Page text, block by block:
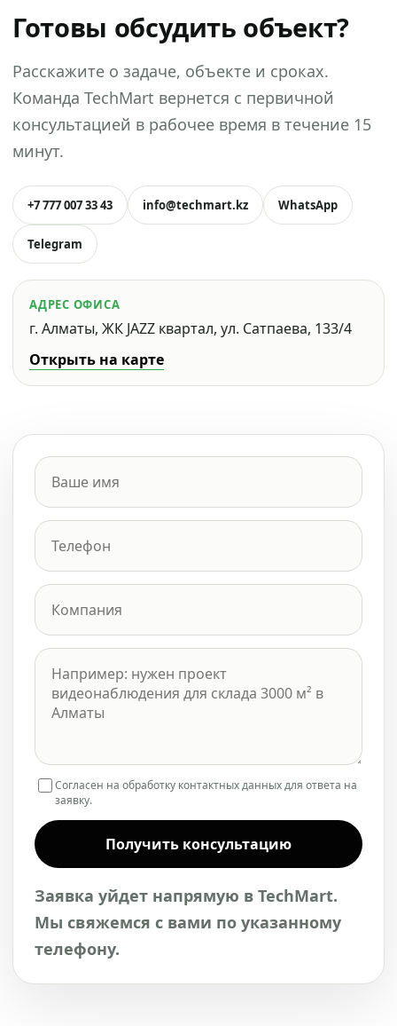
Готовы обсудить объект?
Расскажите о задаче, объекте и сроках.
Команда TechMart вернется с первичной
консультацией в рабочее время в течение 15
минут.
+7 777 007 33 43 info@techmart.kz WhatsApp
Telegram
АДРЕС ОФИСА
г. Алматы, ЖК JAZZ квартал, ул. Сатпаева, 133/4
Открыть на карте
Согласен на обработку контактных данных для ответа на
заявку.
Получить консультацию
Заявка уйдет напрямую в TechMart.
Мы свяжемся с вами по указанному
телефону.